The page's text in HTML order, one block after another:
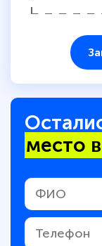
место